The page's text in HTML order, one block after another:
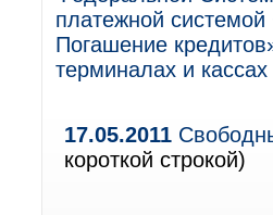
платежной
Погашение
терминалах и
17.05.2011
короткой строкой)